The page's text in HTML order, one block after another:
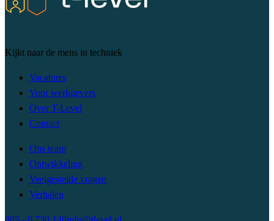
Kijkt naar de mens in techniek
Vacatures
Voor werkgevers
Over T-Level
Contact
Ons team
Ontwikkeling
Veelgestelde vragen
Verhalen